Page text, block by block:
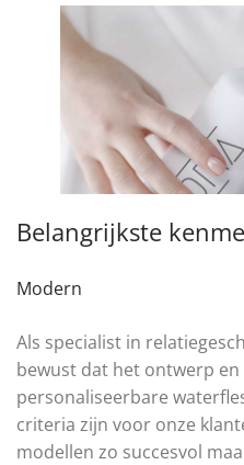
Belangrijkste
Modern
Als specialist in
bewust dat het ontwerp
personaliseerbare
criteria zijn voor onze
modellen zo succesvol